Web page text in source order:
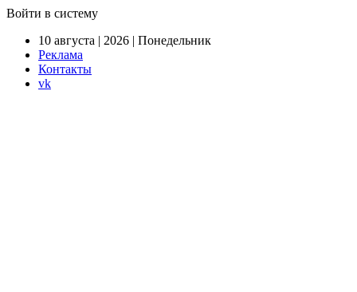
Войти в систему
10 августа | 2026 | Понедельник
Реклама
Контакты
vk